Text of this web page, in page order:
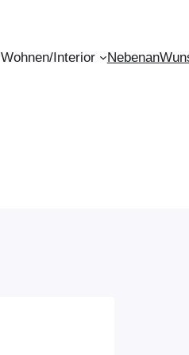
Wohnen/Interior Nebenan